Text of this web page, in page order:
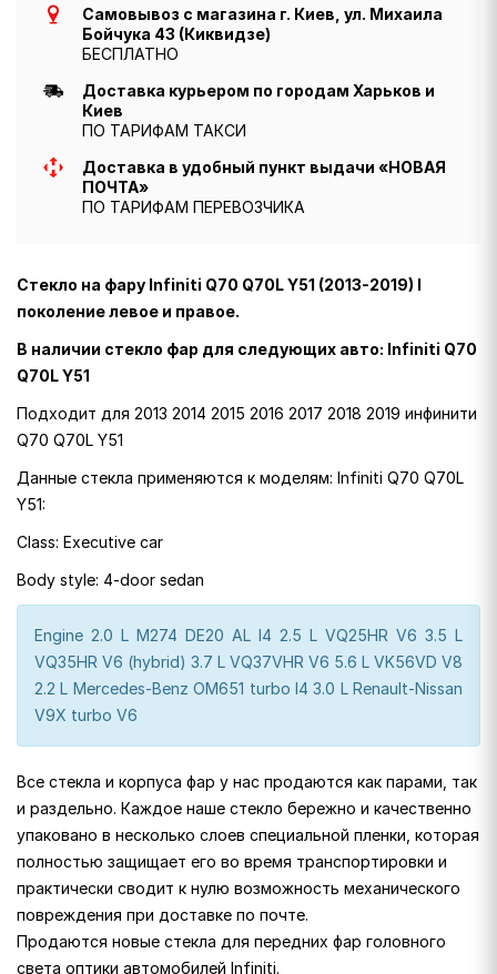
Самовывоз с магазина г. Киев, ул. Михаила
Бойчука 43 (Киквидзе)
БЕСПЛАТНО
Доставка курьером по городам Харьков и
Киев
ПО ТАРИФАМ ТАКСИ
Доставка в удобный пункт выдачи «НОВАЯ
ПОЧТА»
ПО ТАРИФАМ ПЕРЕВОЗЧИКА
Стекло на фару Infiniti Q70 Q70L Y51 (2013-2019) I
поколение левое и правое.
В наличии стекло фар для следующих авто: Infiniti Q70
Q70L Y51
Подходит для 2013 2014 2015 2016 2017 2018 2019 инфинити
Q70 Q70L Y51
Данные стекла применяются к моделям: Infiniti Q70 Q70L
Y51:
Class: Executive car
Body style: 4-door sedan
Engine 2.0 L M274 DE20 AL I4 2.5 L VQ25HR V6 3.5 L
VQ35HR V6 (hybrid) 3.7 L VQ37VHR V6 5.6 L VK56VD V8
2.2 L Mercedes-Benz OM651 turbo I4 3.0 L Renault-Nissan
V9X turbo V6
Все стекла и корпуса фар у нас продаются как парами, так
и раздельно. Каждое наше стекло бережно и качественно
упаковано в несколько слоев специальной пленки, которая
полностью защищает его во время транспортировки и
практически сводит к нулю возможность механического
повреждения при доставке по почте.
Продаются новые стекла для передних фар головного
света оптики автомобилей Infiniti.